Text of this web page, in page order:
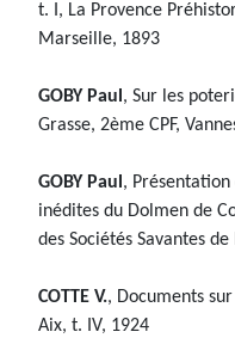
t. I, La Provence
Marseille, 1893
GOBY Paul, Sur les
Grasse, 2ème CPF,
GOBY Paul,
inédites du Dolmen de
des Sociétés Savantes
COTTE V., Documents
Aix, t. IV, 1924